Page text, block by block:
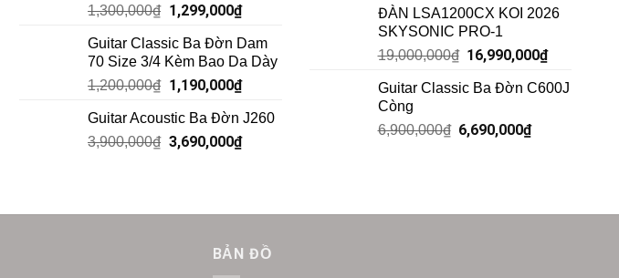
1,300,000₫ 1,299,000₫
Guitar Classic Ba Đờn Dam
70 Size 3/4 Kèm Bao Da Dày
1,200,000₫ 1,190,000₫
Guitar Acoustic Ba Đờn J260
3,900,000₫ 3,690,000₫
ĐÀN LSA1200CX KOI 2026
SKYSONIC PRO-1
19,000,000₫ 16,990,000₫
Guitar Classic Ba Đờn C600J
Còng
6,900,000₫ 6,690,000₫
BẢN ĐỒ